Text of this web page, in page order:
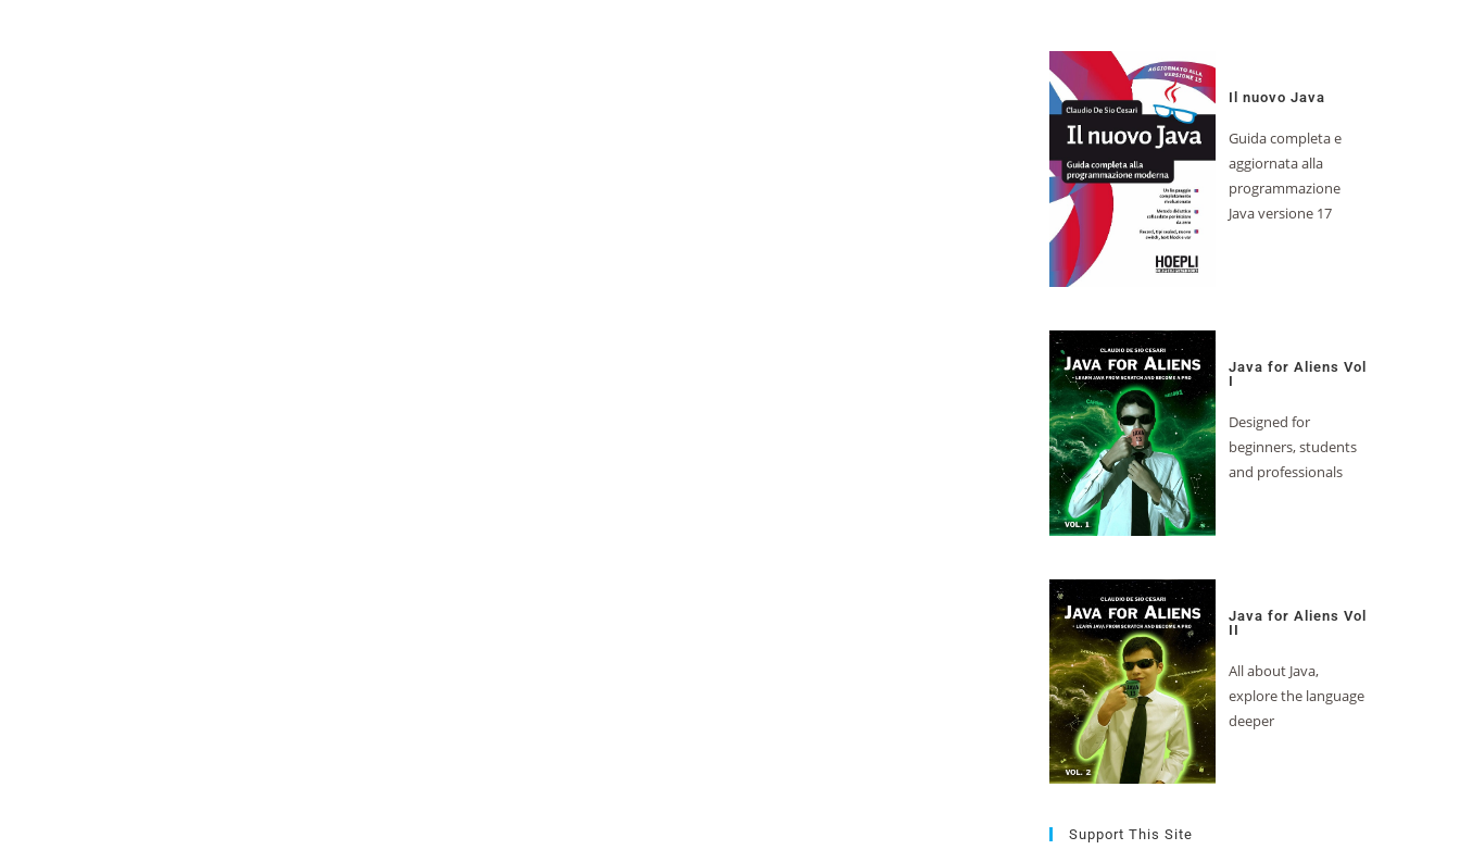
Il nuovo Java
Guida completa e
aggiornata alla
programmazione
Java versione 17
Java for Aliens Vol
I
Designed for
beginners, students
and professionals
Java for Aliens Vol
II
All about Java,
explore the language
deeper
Support This Site